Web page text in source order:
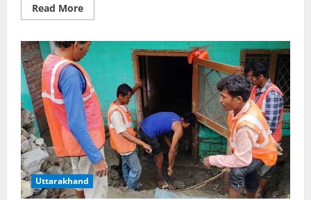
Read MoreRead
more
सात
साल
के
संबंध
के
बाद
युवक
ने
जहरीला
पदार्थ
खाया,
दोस्त
पर
ब्लैकमेल
का
आरोप
Uttarakhand